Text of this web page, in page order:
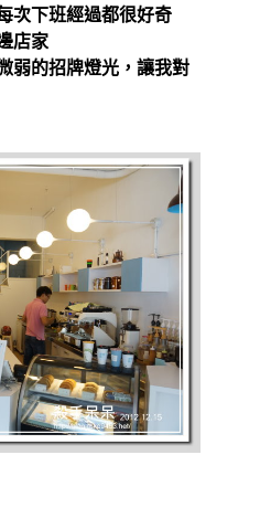
次下班經過都很好奇
店家
弱的招牌燈光，讓我對